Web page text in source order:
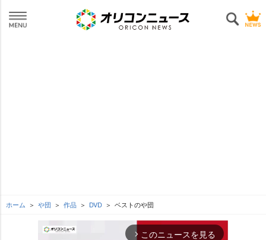
ホーム 団 作品 DVD ベストのや団
arrow_forward_ios このニュースを見る